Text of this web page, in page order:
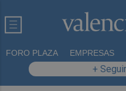
FORO PLAZA EMPRESAS
+